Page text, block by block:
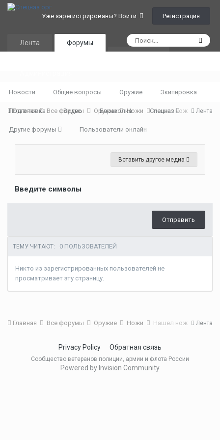
Уже зарегистрированы? Войти Регистрация
Лента Форумы
Новости Общие вопросы Оружие Экипировка
Подготовка Видео Барахолка Спецназ
Другие форумы Пользователи онлайн
Лента
Главная Все форумы Оружие Ножи Нашел нож
Вставить другое медиа
Введите символы
Отправить
ТЕМУ ЧИТАЮТ: 0 ПОЛЬЗОВАТЕЛЕЙ
Никто из зарегистрированных пользователей не
просматривает эту страницу.
Лента
Главная Все форумы Оружие Ножи Нашел нож
Privacy Policy Обратная связь
Сообщество ветеранов полиции, армии и флота России
Powered by Invision Community